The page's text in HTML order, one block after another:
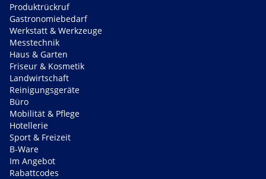
Produktrückruf
Gastronomiebedarf
Werkstatt & Werkzeuge
Messtechnik
Haus & Garten
Friseur & Kosmetik
Landwirtschaft
Reinigungsgeräte
Büro
Mobilität & Pflege
Hotellerie
Sport & Freizeit
B-Ware
Im Angebot
Rabattcodes